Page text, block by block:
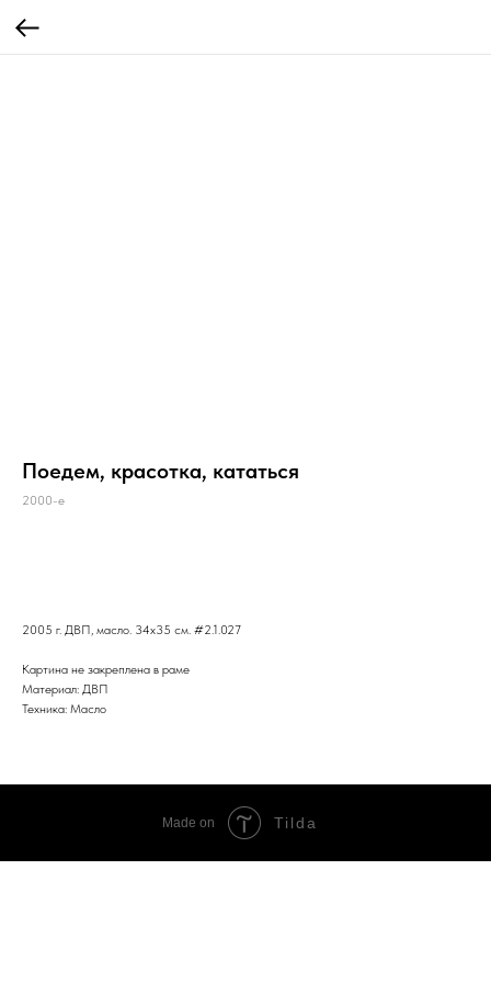
Поедем, красотка, кататься
2000-е
2005 г. ДВП, масло. 34x35 см. #2.1.027
Картина не закреплена в раме
Материал: ДВП
Техника: Масло
Made on Tilda